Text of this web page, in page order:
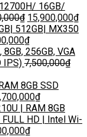
16GB/
₫ 15,900,000₫
512GB| MX350
₫
256GB, VGA
IPS) 7,500,000₫
8GB SSD
₫
| RAM 8GB
FULL HD | Intel Wi-
₫